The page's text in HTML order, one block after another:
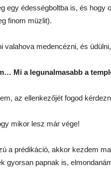
egy édességboltba is, és hogy
finom müzlit).
valahova medencézni, és
Mi a legunalmasabb a
az ellenkezőjét fogod
mikor lesz már vége!
a prédikáció, akkor kezdem
gyorsan papnak is,